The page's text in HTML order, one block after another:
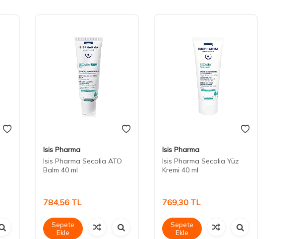
Isis Pharma
Isis Pharma Secalia ATO
Balm 40 ml
784,56 TL
Sepete
Ekle
Isis Pharma
Isis Pharma Secalia Yüz
Kremi 40 ml​
769,30 TL
Sepete
Ekle